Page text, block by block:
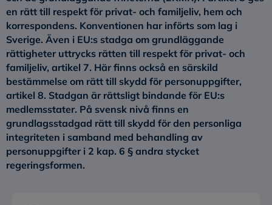
en rätt till respekt för privat- och familjeliv, hem och
korrespondens. Konventionen har införts som lag i
Sverige. Även i EU:s stadga om grundläggande
rättigheter uttrycks rätten till respekt för privat- och
familjeliv, artikel 7. Här finns också en särskild
bestämmelse om rätt till skydd för personuppgifter,
artikel 8. Stadgan är rättsligt bindande för EU:s
medlemsstater. På svensk nivå finns en
grundlagsstadgad rätt till skydd för den personliga
integriteten i samband med behandling av
personuppgifter i 2 kap. 6 § andra stycket
regeringsformen.